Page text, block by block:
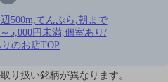
500m,てんぷら,朝まで
5,000円未満,個室あり/
のお店TOP
り扱い銘柄が異なります。